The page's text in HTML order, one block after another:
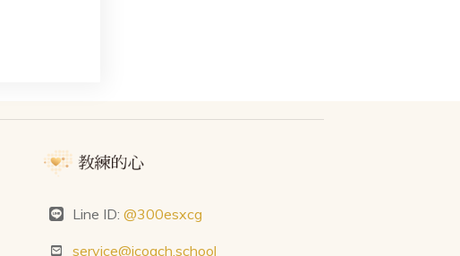
Line ID:@300esxcg
service@icoach.school